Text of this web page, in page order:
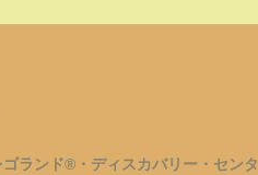
ゴランド®︎・ディスカバリー・センタ